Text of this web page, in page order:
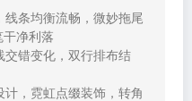
条均衡流畅，微妙拖尾
净利落
错变化，双行排布结
，霓虹点缀装饰，转角